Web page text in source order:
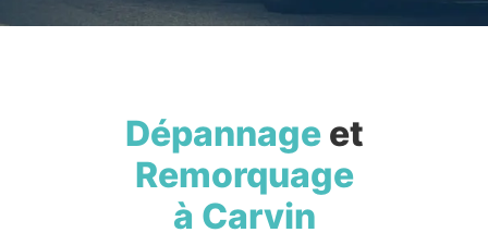
Dépannageet
Remorquage
à Carvin